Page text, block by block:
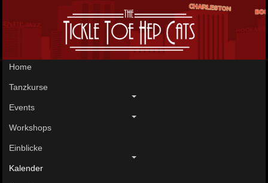
Home
Tanzkurse
Events
Workshops
Einblicke
Kalender